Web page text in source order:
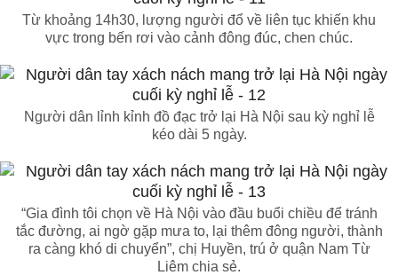
Từ khoảng 14h30, lượng người đổ về liên tục khiến khu
vực trong bến rơi vào cảnh đông đúc, chen chúc.
Người dân lỉnh kỉnh đồ đạc trở lại Hà Nội sau kỳ nghỉ lễ
kéo dài 5 ngày.
“Gia đình tôi chọn về Hà Nội vào đầu buổi chiều để tránh
tắc đường, ai ngờ gặp mưa to, lại thêm đông người, thành
ra càng khó di chuyển”, chị Huyền, trú ở quận Nam Từ
Liêm chia sẻ.